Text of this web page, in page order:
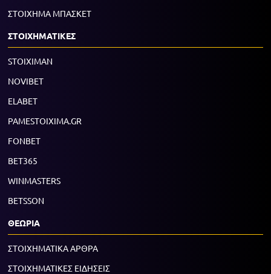
ΣΤΟΙΧΗΜΑ ΜΠΑΣΚΕΤ
ΣΤΟΙΧΗΜΑΤΙΚΕΣ
STOIXIMAN
NOVIBET
ELABET
PAMESTOIXIMA.GR
FONBET
BET365
WINMASTERS
BETSSON
ΘΕΩΡΙΑ
ΣΤΟΙΧΗΜΑΤΙΚΑ ΑΡΘΡΑ
ΣΤΟΙΧΗΜΑΤΙΚΕΣ ΕΙΔΗΣΕΙΣ